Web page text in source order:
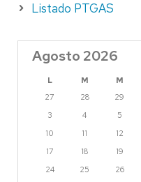
Listado PTGAS
Agosto 2026
L M M
27
28 29
3
4 5
10
11 12
17
18 19
24
25 26